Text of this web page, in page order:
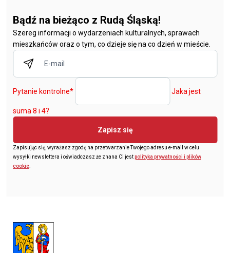
Bądź na bieżąco z Rudą Śląską!
Szereg informacji o wydarzeniach kulturalnych, sprawach
mieszkańców oraz o tym, co dzieje się na co dzień w mieście.
Pytanie kontrolne* Jaka jest
suma 8 i 4?
Zapisz się
Zapisując się, wyrażasz zgodę na przetwarzanie Twojego adresu e-mail w celu
wysyłki newslettera i oświadczasz że znana Ci jestpolityka prywatności i plików
cookie.